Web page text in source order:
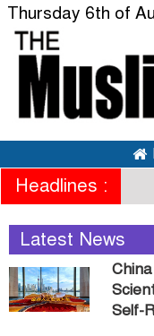
Thursday 6th of
Headlines :
Latest News
Self-